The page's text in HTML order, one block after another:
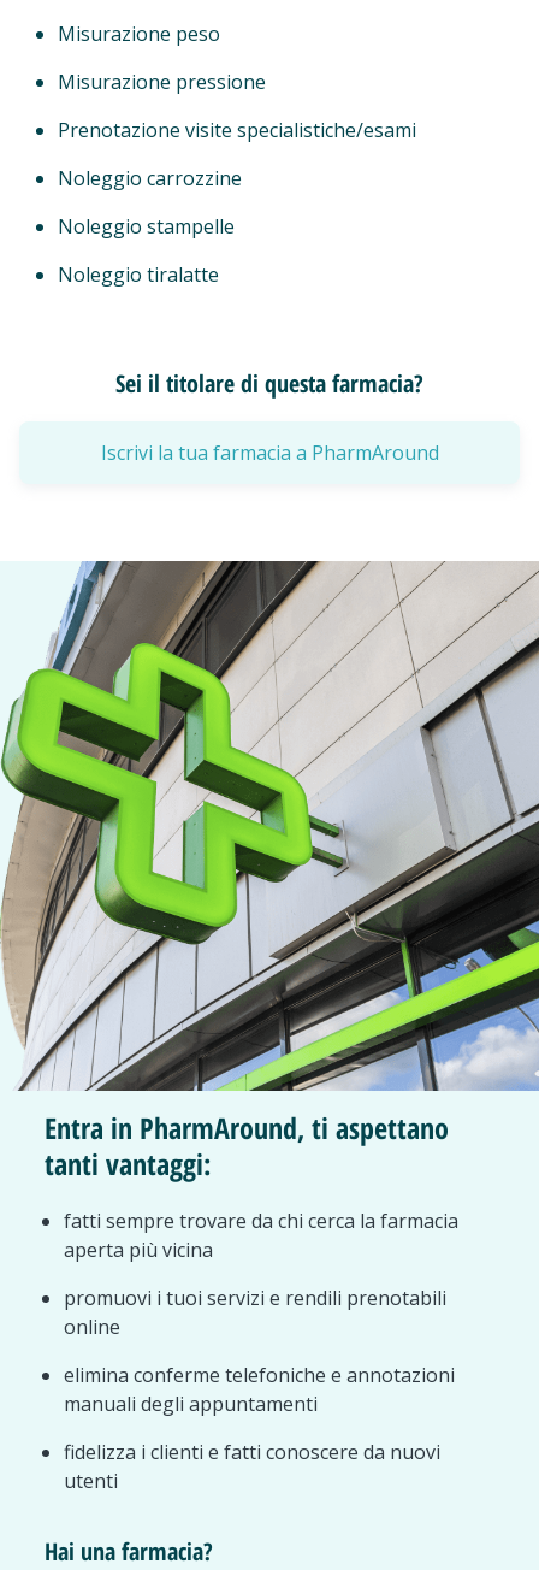
Misurazione peso
Misurazione pressione
Prenotazione visite specialistiche/esami
Noleggio carrozzine
Noleggio stampelle
Noleggio tiralatte
Sei il titolare di questa farmacia?
Iscrivi la tua farmacia a PharmAround
Entra in PharmAround, ti aspettano
tanti vantaggi:
fatti sempre trovare da chi cerca la farmacia
aperta più vicina
promuovi i tuoi servizi e rendili prenotabili
online
elimina conferme telefoniche e annotazioni
manuali degli appuntamenti
fidelizza i clienti e fatti conoscere da nuovi
utenti
Hai una farmacia?